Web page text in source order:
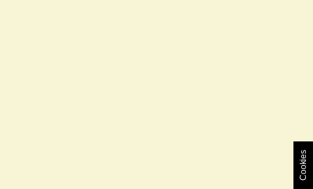
Cookies